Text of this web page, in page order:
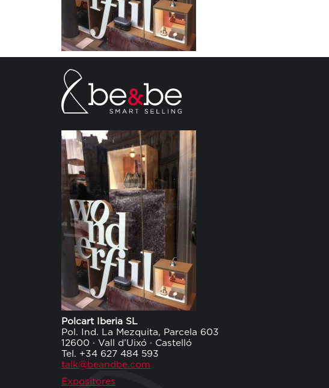
Polcart Iberia SL
Pol. Ind. La Mezquita, Parcela 603
12600 · Vall d’Uixó · Castelló
Tel. +34 627 484 593
talk@beandbe.com
Expositores